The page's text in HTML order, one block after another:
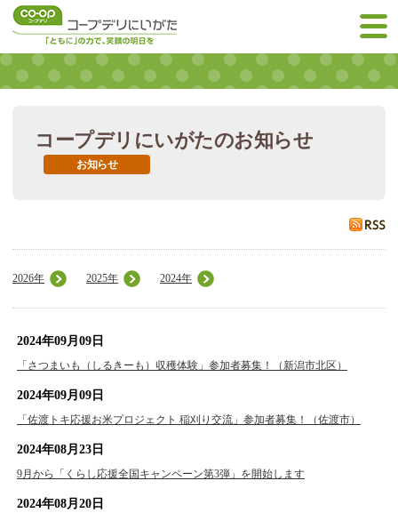
コープデリにいがたのお知らせ
お知らせ
2026年 2025年 2024年
2024年09月09日
「さつまいも（しるきーも）収穫体験」参加者募集！（新潟市北区）
2024年09月09日
「佐渡トキ応援お米プロジェクト 稲刈り交流」参加者募集！（佐渡市）
2024年08月23日
9月から「くらし応援全国キャンペーン第3弾」を開始します
2024年08月20日